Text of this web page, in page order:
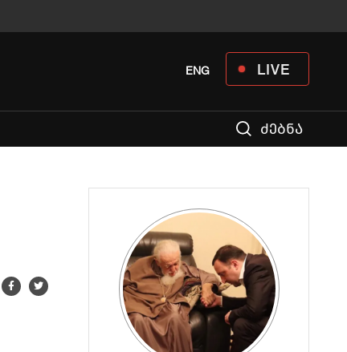
LIVE
ENG
ძებნა